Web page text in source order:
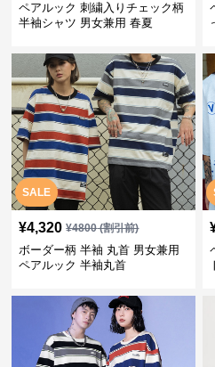
ペアルック 刺繍入りチェック柄
半袖シャツ 男女兼用 春夏
SALE
¥4,320 ¥4800(割引前)
ボーダー柄 半袖 丸首 男女兼用
ペアルック 半袖丸首